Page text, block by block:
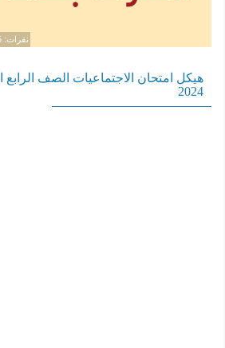
نقرات: 616885 / مشاهدات: 346568616
2024